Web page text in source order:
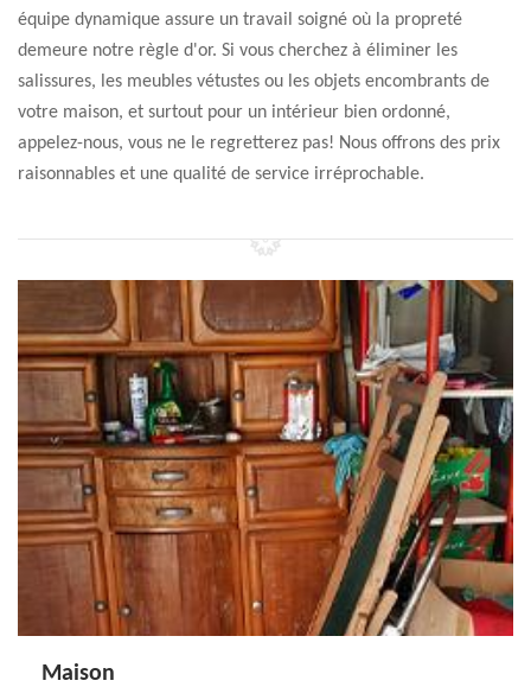
équipe dynamique assure un travail soigné où la propreté
demeure notre règle d'or. Si vous cherchez à éliminer les
salissures, les meubles vétustes ou les objets encombrants de
votre maison, et surtout pour un intérieur bien ordonné,
appelez-nous, vous ne le regretterez pas! Nous offrons des prix
raisonnables et une qualité de service irréprochable.
Maison